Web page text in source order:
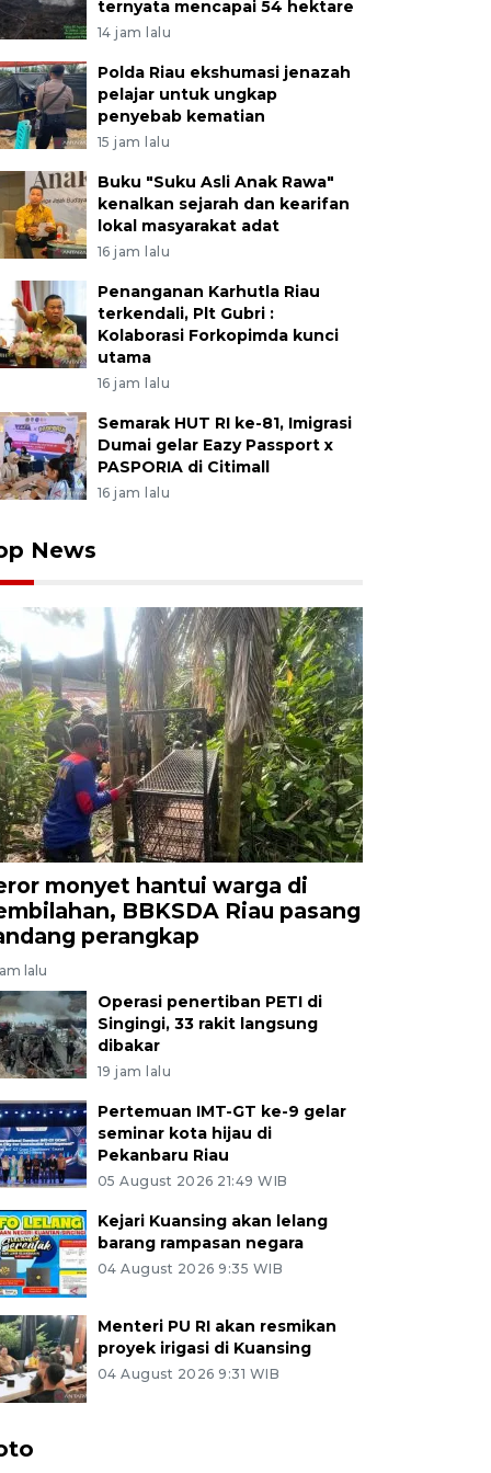
ternyata mencapai 54 hektare
14 jam lalu
Polda Riau ekshumasi jenazah
pelajar untuk ungkap
penyebab kematian
15 jam lalu
Buku "Suku Asli Anak Rawa"
kenalkan sejarah dan kearifan
lokal masyarakat adat
16 jam lalu
Penanganan Karhutla Riau
terkendali, Plt Gubri :
Kolaborasi Forkopimda kunci
utama
16 jam lalu
Semarak HUT RI ke-81, Imigrasi
Dumai gelar Eazy Passport x
PASPORIA di Citimall
16 jam lalu
News
monyet hantui warga di
BBKSDA Riau pasang
perangkap
lalu
Operasi penertiban PETI di
Singingi, 33 rakit langsung
dibakar
19 jam lalu
Pertemuan IMT-GT ke-9 gelar
seminar kota hijau di
Pekanbaru Riau
05 August 2026 21:49 WIB
Kejari Kuansing akan lelang
barang rampasan negara
04 August 2026 9:35 WIB
Menteri PU RI akan resmikan
proyek irigasi di Kuansing
04 August 2026 9:31 WIB